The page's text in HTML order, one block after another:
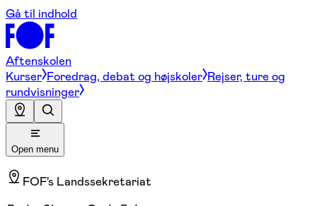
Gå til indhold
Aftenskolen
Kurser Foredrag, debat og højskoler Rejser, ture og
rundvisninger
Open menu
FOF's Landssekretariat